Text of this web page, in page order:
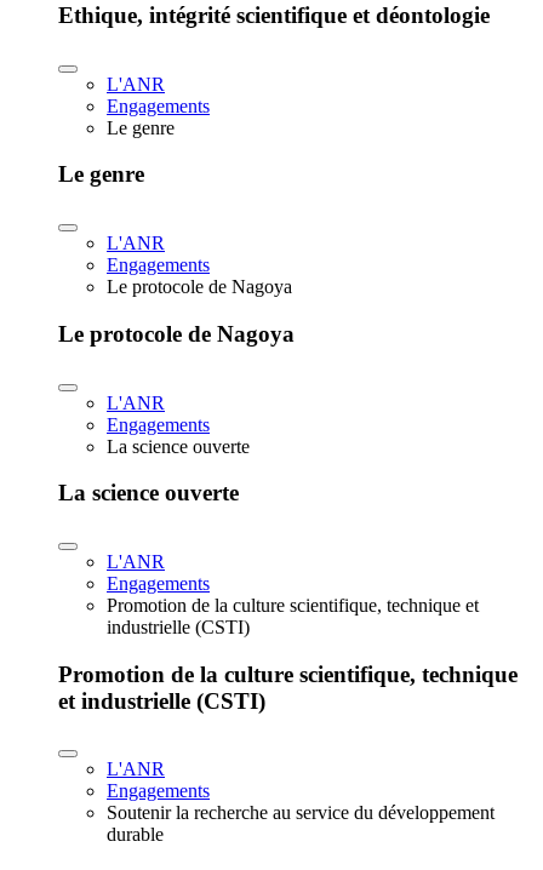
Ethique, intégrité scientifique et déontologie
L'ANR
Engagements
Le genre
Le genre
L'ANR
Engagements
Le protocole de Nagoya
Le protocole de Nagoya
L'ANR
Engagements
La science ouverte
La science ouverte
L'ANR
Engagements
Promotion de la culture scientifique, technique et
industrielle (CSTI)
Promotion de la culture scientifique, technique
et industrielle (CSTI)
L'ANR
Engagements
Soutenir la recherche au service du développement
durable